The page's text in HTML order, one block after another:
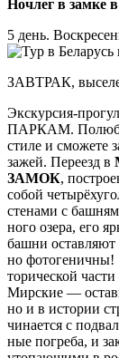
Ноч­лег в зам­ке
5 день.
ЗАВ­ТРАК,
Экскурсия-
ПАР­КАМ.
сти­ле и смо­же­те
за­жей. Пе­ре­езд в
ЗАМОК,
со­бой
сте­на­ми с
но­го озе­ра, его
баш­ни
но фотогеничны!
то­ри­че­ской
Мирские —
но и в ис­то­рии
чи­на­ет­ся с
ные по­гре­ба, и